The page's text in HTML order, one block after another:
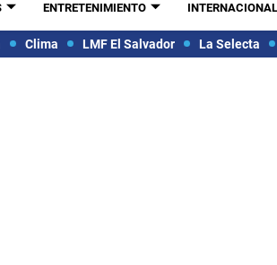
ENTRETENIMIENTO
Clima LMF El Salvador La Selecta